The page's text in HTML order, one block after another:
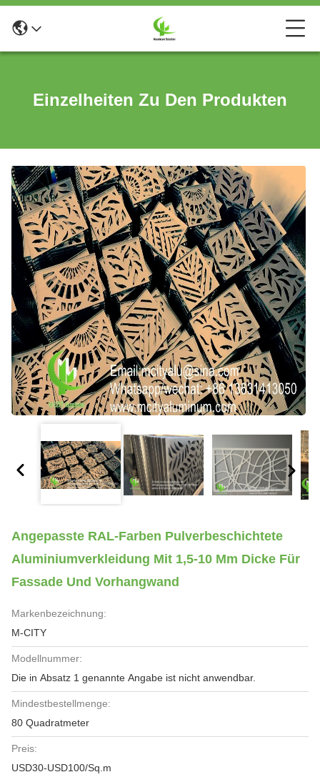
Einzelheiten Zu Den Produkten
Angepasste RAL-Farben Pulverbeschichtete
Aluminiumverkleidung Mit 1,5-10 Mm Dicke Für
Fassade Und Vorhangwand
Markenbezeichnung:
M-CITY
Modellnummer:
Die in Absatz 1 genannte Angabe ist nicht anwendbar.
Mindestbestellmenge:
80 Quadratmeter
Preis:
USD30-USD100/Sq.m